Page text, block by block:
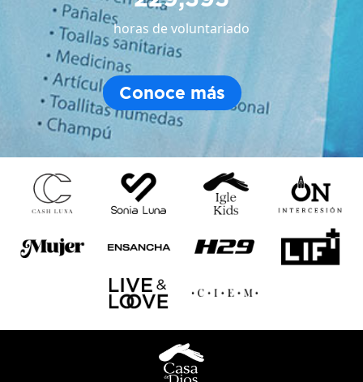
horas de voluntariado
Conoce más